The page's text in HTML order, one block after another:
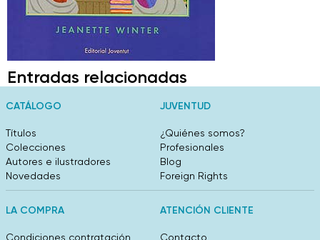
Entradas relacionadas
CATÁLOGO
Títulos
Colecciones
Autores e ilustradores
Novedades
JUVENTUD
¿Quiénes somos?
Profesionales
Blog
Foreign Rights
LA COMPRA
Condiciones contratación
ATENCIÓN CLIENTE
Contacto